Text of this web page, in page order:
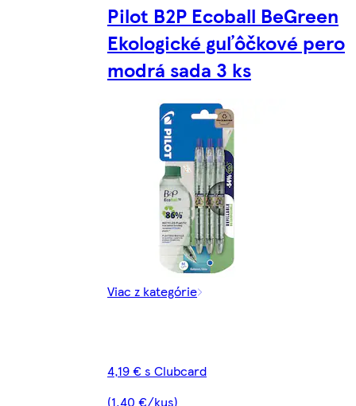
Pilot B2P Ecoball BeGreen
Ekologické guľôčkové pero
modrá sada 3 ks
Viac z kategórie
4,19 € s Clubcard
(1,40 €/kus)